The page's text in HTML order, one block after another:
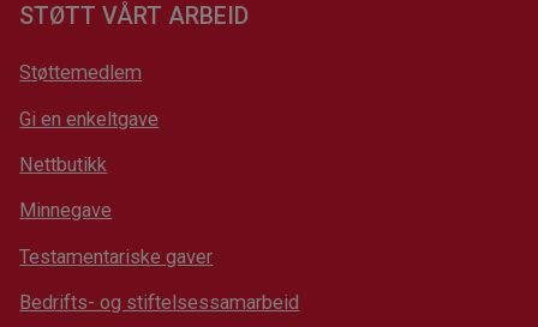
STØTT VÅRT ARBEID
Støttemedlem
Gi en enkeltgave
Nettbutikk
Minnegave
Testamentariske gaver
Bedrifts- og stiftelsessamarbeid